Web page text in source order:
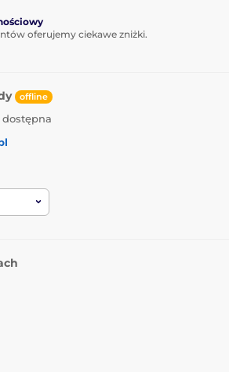
oferujemy ciekawe zniżki.
offline